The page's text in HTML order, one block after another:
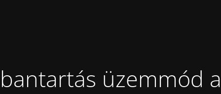
üzemmód